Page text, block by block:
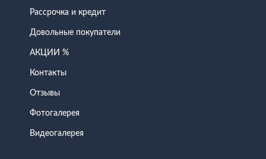
Рассрочка и кредит
Довольные покупатели
АКЦИИ %
Контакты
Отзывы
Фотогалерея
Видеогалерея